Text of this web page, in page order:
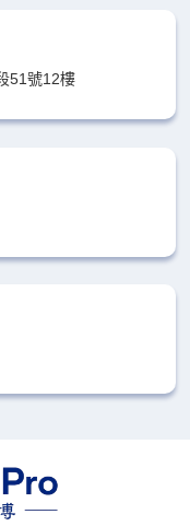
51號12樓